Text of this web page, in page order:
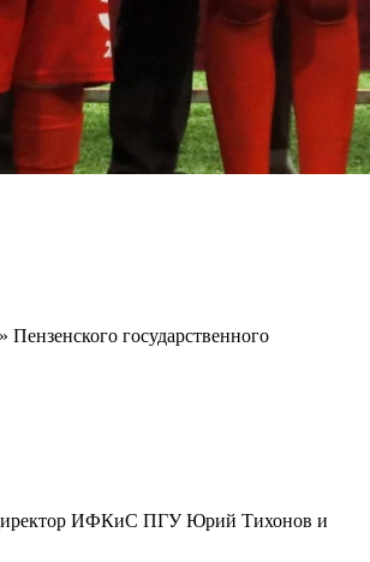
государственного
директор ИФКиС ПГУ Юрий Тихонов и